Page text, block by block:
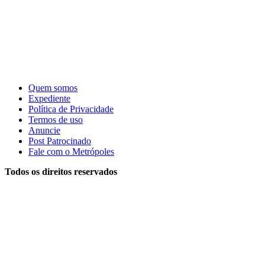
Quem somos
Expediente
Política de Privacidade
Termos de uso
Anuncie
Post Patrocinado
Fale com o Metrópoles
Todos os direitos reservados